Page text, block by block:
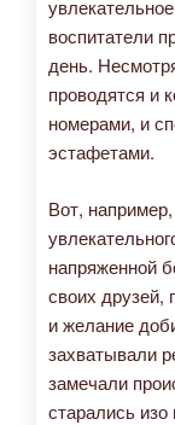
воспитатели
день.
проводятся и
номерами, и
эстафетами.
Вот,
напряженной
своих друзей,
и желание
захватывали
замечали
старались